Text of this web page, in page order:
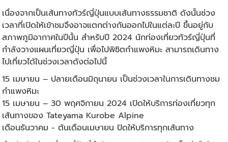
เนื่องจากเป็นเส้นทางทัวร์ญี่ปุ่นแบบเส้นทางธรรมชาติ ดังนั้นช่วง
เวลาที่เปิดให้เข้าชมจึงอาจแตกต่างกันออกไปในแต่ละปี ขึ้นอยู่กับ
สภาพภูมิอากาศในปีนั้น สำหรับปี 2024 นักท่องเที่ยวทัวร์ญี่ปุ่นที่
กำลังวางแผนเที่ยวญี่ปุ่น เพื่อไปพิชิตกำแพงหิมะ สามารถเดินทาง
ไปเที่ยวได้ในช่วงเวลาดังต่อไปนี้
15 เมษายน – ปลายเดือนมิถุนายน เป็นช่วงเวลาในการเดินทางชม
กำแพงหิมะ
15 เมษายน – 30 พฤศจิกายน 2024 เปิดให้บริการท่องเที่ยวทุก
เส้นทางของ Tateyama Kurobe Alpine
เดือนธันวาคม - ต้นเดือนเมษายน ปิดให้บริการทุกเส้นทาง